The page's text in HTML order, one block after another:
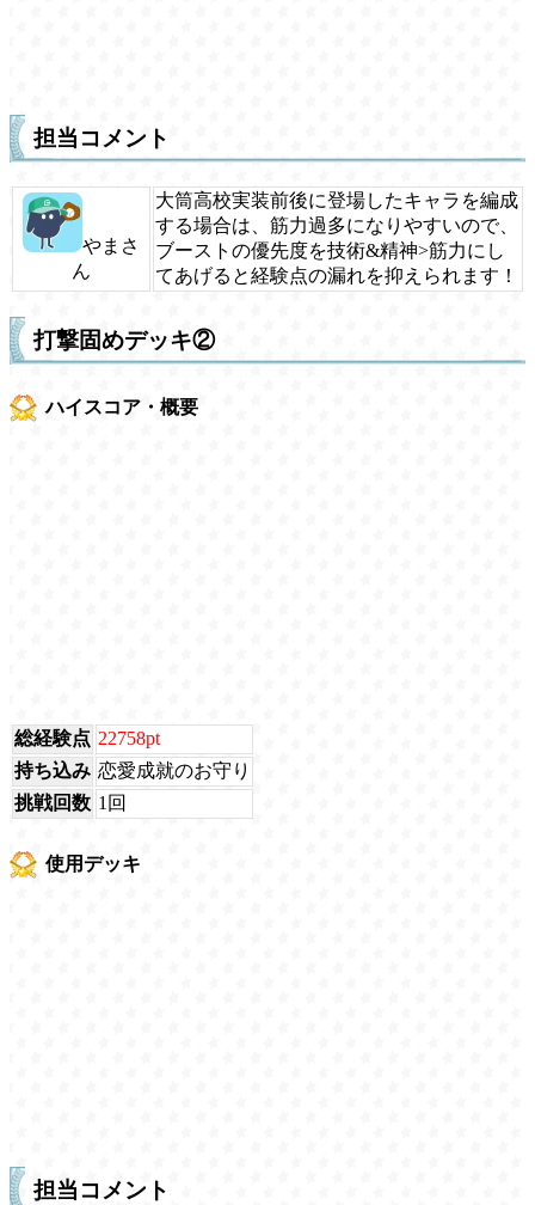
担当コメント
やまさ
ん
大筒高校実装前後に登場したキャラを編成
する場合は、筋力過多になりやすいので、
ブーストの優先度を技術&精神>筋力にし
てあげると経験点の漏れを抑えられます！
打撃固めデッキ②
ハイスコア・概要
総経験点 22758pt
持ち込み 恋愛成就のお守り
挑戦回数 1回
使用デッキ
担当コメント